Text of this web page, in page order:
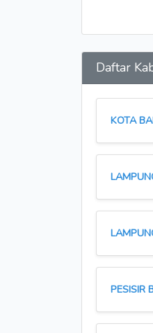
Daftar
KOTA
PESISIR